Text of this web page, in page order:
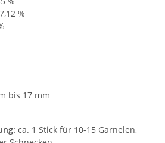
%
bis 17 mm
ca. 1 Stick für 10-15 Garnelen,